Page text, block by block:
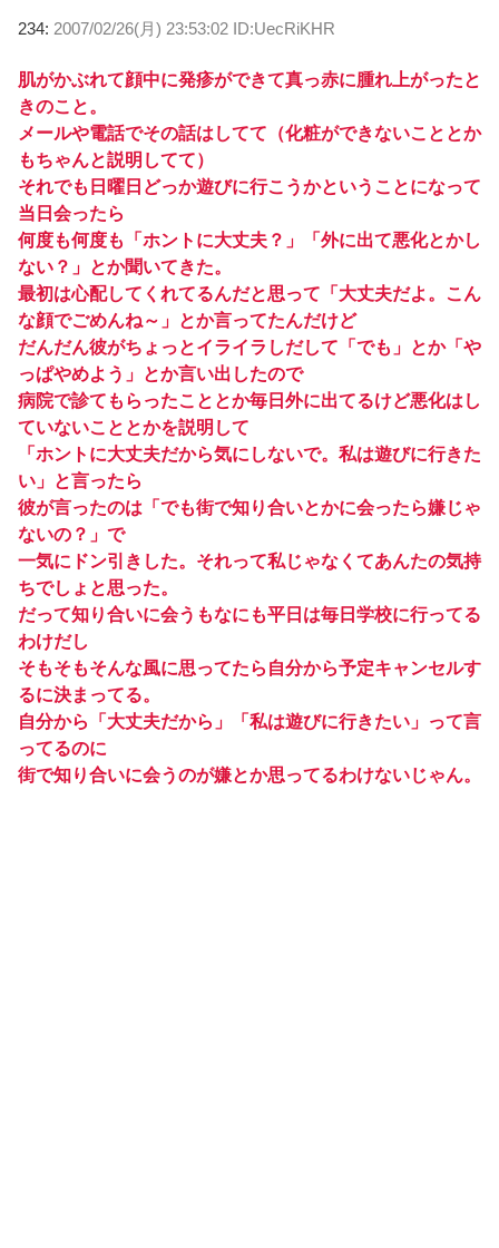
234: 2007/02/26(月) 23:53:02 ID:UecRiKHR
肌がかぶれて顔中に発疹ができて真っ赤に腫れ上がったと
きのこと。
メールや電話でその話はしてて（化粧ができないこととか
もちゃんと説明してて）
それでも日曜日どっか遊びに行こうかということになって
当日会ったら
何度も何度も「ホントに大丈夫？」「外に出て悪化とかし
ない？」とか聞いてきた。
最初は心配してくれてるんだと思って「大丈夫だよ。こん
な顔でごめんね～」とか言ってたんだけど
だんだん彼がちょっとイライラしだして「でも」とか「や
っぱやめよう」とか言い出したので
病院で診てもらったこととか毎日外に出てるけど悪化はし
ていないこととかを説明して
「ホントに大丈夫だから気にしないで。私は遊びに行きた
い」と言ったら
彼が言ったのは「でも街で知り合いとかに会ったら嫌じゃ
ないの？」で
一気にドン引きした。それって私じゃなくてあんたの気持
ちでしょと思った。
だって知り合いに会うもなにも平日は毎日学校に行ってる
わけだし
そもそもそんな風に思ってたら自分から予定キャンセルす
るに決まってる。
自分から「大丈夫だから」「私は遊びに行きたい」って言
ってるのに
街で知り合いに会うのが嫌とか思ってるわけないじゃん。